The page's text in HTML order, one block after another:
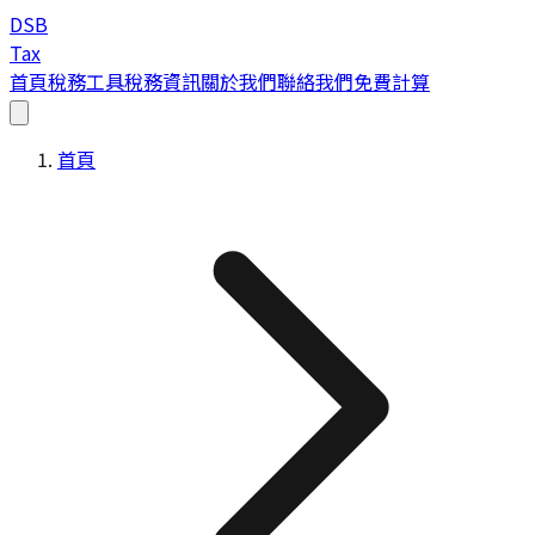
DSB
Tax
首頁稅務工具稅務資訊關於我們聯絡我們免費計算
首頁